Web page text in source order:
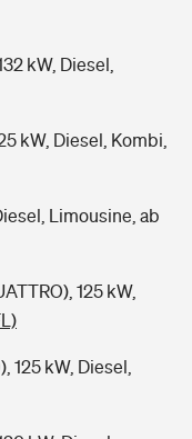
kW, Diesel,
kW, Diesel, Kombi,
Limousine, ab
125 kW,
125 kW, Diesel,